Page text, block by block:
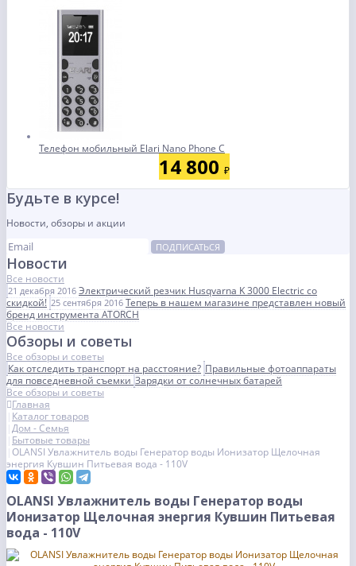
Телефон мобильный Elari Nano Phone C
14 800 ₽
Будьте в курсе!
Новости, обзоры и акции
ПОДПИСАТЬСЯ
Новости
Все новости
21 декабря 2016 Электрический резчик Husqvarna K 3000 Electric со
скидкой! 25 сентября 2016 Теперь в нашем магазине представлен новый
бренд инструмента ATORCH
Все новости
Обзоры и советы
Все обзоры и советы
Как отследить транспорт на расстояние? Правильные фотоаппараты
для повседневной съемкиЗарядки от солнечных батарей
Все обзоры и советы
Главная
Каталог товаров
Дом - Семья
Бытовые товары
OLANSI Увлажнитель воды Генератор воды Ионизатор Щелочная
энергия Кувшин Питьевая вода - 110V
OLANSI Увлажнитель воды Генератор воды
Ионизатор Щелочная энергия Кувшин Питьевая
вода - 110V